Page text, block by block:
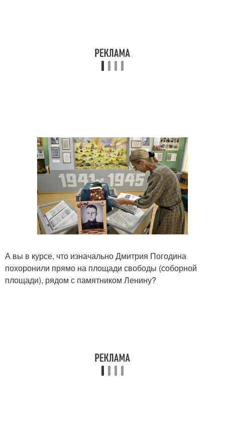
А вы в курсе, что изначально Дмитрия Погодина
похоронили прямо на площади свободы (соборной
площади), рядом с памятником Ленину?